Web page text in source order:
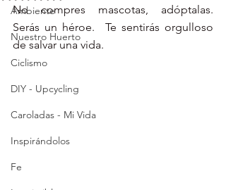
Ambiente
Nuestro Huerto
Ciclismo
DIY - Upcycling
Caroladas - Mi Vida
Inspirándolos
Fe
No compres mascotas, adóptalas.
Serás un héroe.  Te sentirás orgulloso
de salvar una vida.